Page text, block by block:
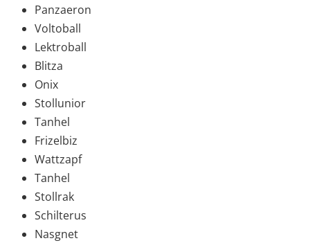
Panzaeron
Voltoball
Lektroball
Blitza
Onix
Stollunior
Tanhel
Frizelbiz
Wattzapf
Tanhel
Stollrak
Schilterus
Nasgnet